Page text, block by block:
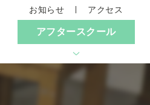
アフタースクール
お知らせ アクセス